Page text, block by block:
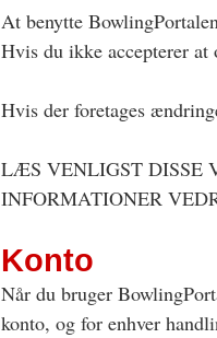
At benytte
Hvis du ikke accepterer
Hvis der foretages
LÆS VENLIGST DISSE
INFORMATIONER
Konto
Når du bruger
konto, og for enhver